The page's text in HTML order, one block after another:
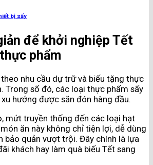
bị sấy
để khởi nghiệp Tết
phẩm
nhu cầu dự trữ và biếu tặng thực
Trong số đó, các loại thực phẩm sấy
hướng được săn đón hàng đầu.
mứt truyền thống đến các loại hạt
ăn này không chỉ tiện lợi, dễ dùng
bảo quản vượt trội. Đây chính là lựa
khách hay làm quà biếu Tết sang